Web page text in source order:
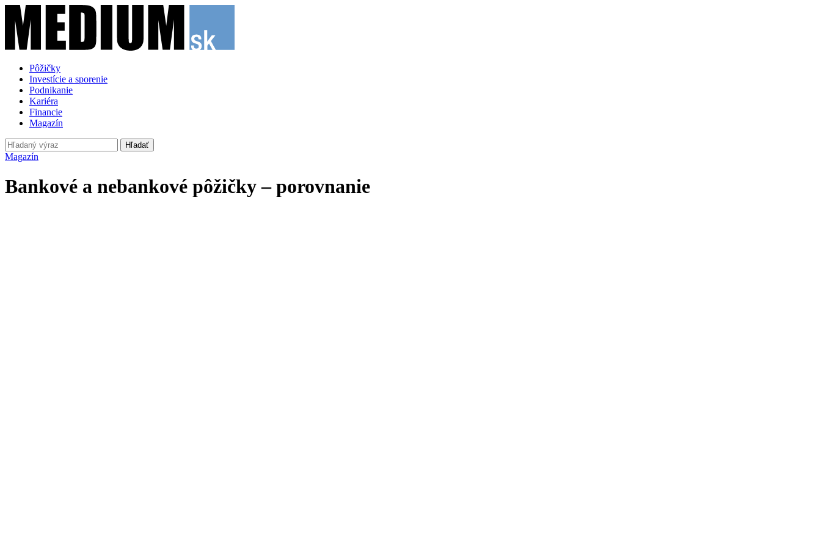
Pôžičky
Investície a sporenie
Podnikanie
Kariéra
Financie
Magazín
Hľadať
Magazín
Bankové a nebankové pôžičky – porovnanie